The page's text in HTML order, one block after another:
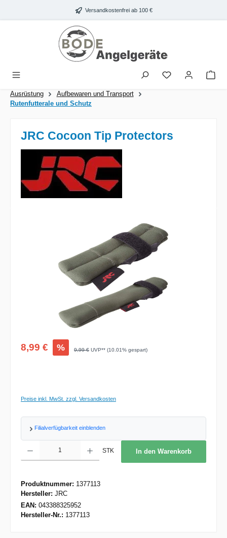
Zum Hauptinhalt springen Versandkostenfrei ab 100 €
Ausrüstung
Aufbewaren und Transport
Rutenfutterale und Schutz
JRC Cocoon Tip Protectors
Verkaufspreis:
8,99 € % Regulärer Preis:
9,99 € UVP** (10.01% gespart)
Preise inkl. MwSt. zzgl. Versandkosten
Filialverfügbarkeit einblenden
STK In den Warenkorb
Produktnummer: 1377113
Hersteller: JRC
EAN: 043388325952
Hersteller-Nr.: 1377113